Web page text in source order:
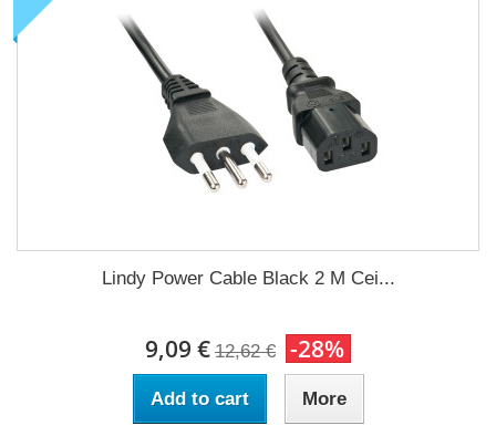
Lindy Power Cable Black 2 M Cei...
9,09 € 12,62 € -28%
Add to cart More